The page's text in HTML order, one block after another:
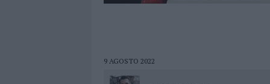
9 AGOSTO 2022